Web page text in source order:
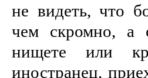
не видеть, что
чем скромно, а
нищете или
иностранец,